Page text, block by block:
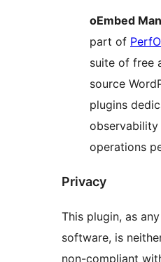
oEmbed
part of
suite of free
source
plugins
observability
operations
Privacy
This plugin, as
software, is
non-compliant